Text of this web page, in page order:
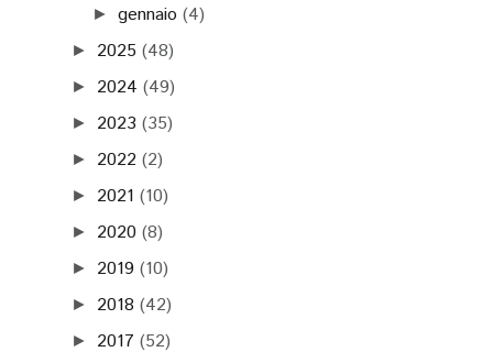
►gennaio (4)
► 2025 (48)
► 2024 (49)
► 2023 (35)
► 2022 (2)
► 2021 (10)
► 2020 (8)
► 2019 (10)
► 2018 (42)
► 2017 (52)